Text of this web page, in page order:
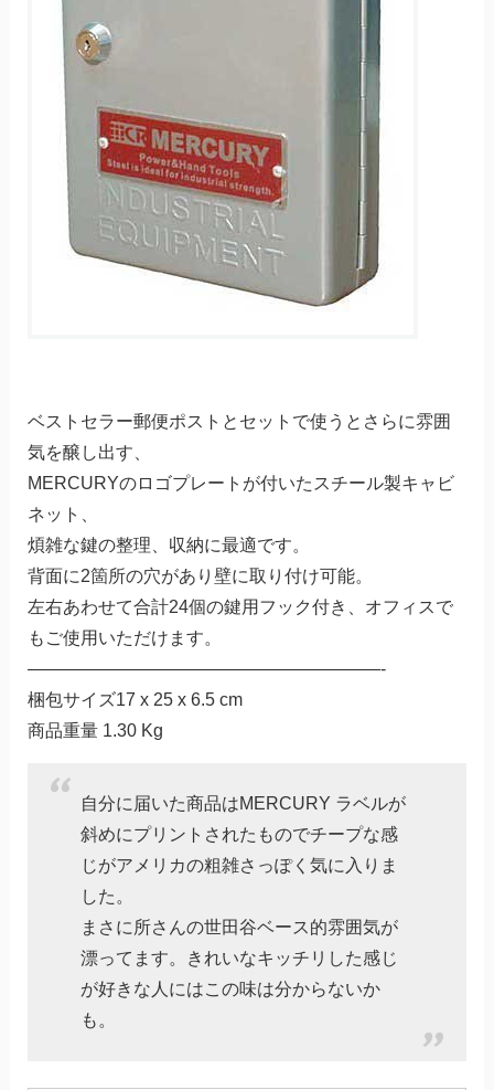
ベストセラー郵便ポストとセットで使うとさらに雰囲
気を醸し出す、
MERCURYのロゴプレートが付いたスチール製キャビ
ネット、
煩雑な鍵の整理、収納に最適です。
背面に2箇所の穴があり壁に取り付け可能。
左右あわせて合計24個の鍵用フック付き、オフィスで
もご使用いただけます。
————————————————————-
梱包サイズ17 x 25 x 6.5 cm
商品重量 1.30 Kg
自分に届いた商品はMERCURY ラベルが
斜めにプリントされたものでチープな感
じがアメリカの粗雑さっぽく気に入りま
した。
まさに所さんの世田谷ベース的雰囲気が
漂ってます。きれいなキッチリした感じ
が好きな人にはこの味は分からないか
も。